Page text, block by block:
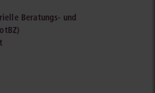
Beratungs- und